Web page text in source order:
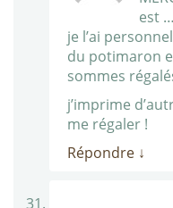
est
je l’ai
du potimaron
sommes
j’imprime
me régaler !
Répondre ↓